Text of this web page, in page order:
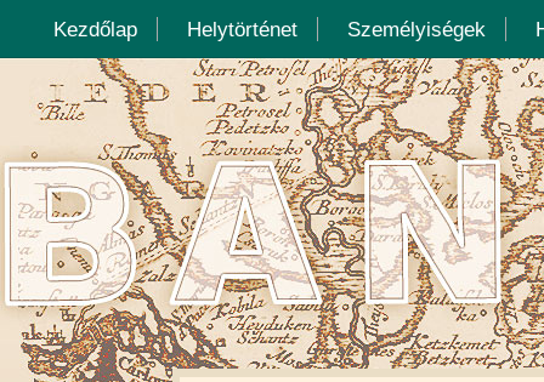
Kezdőlap Helytörténet Személyiségek